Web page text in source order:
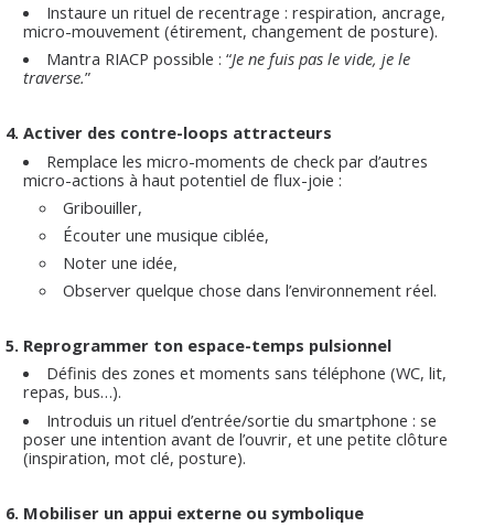
Instaure un rituel de recentrage : respiration, ancrage,
micro-mouvement (étirement, changement de posture).
Mantra RIACP possible : “Je ne fuis pas le vide, je le
traverse.”
4. Activer des contre-loops attracteurs
Remplace les micro-moments de check par d’autres
micro-actions à haut potentiel de flux-joie :
Gribouiller,
Écouter une musique ciblée,
Noter une idée,
Observer quelque chose dans l’environnement réel.
5. Reprogrammer ton espace-temps pulsionnel
Définis des zones et moments sans téléphone (WC, lit,
repas, bus…).
Introduis un rituel d’entrée/sortie du smartphone : se
poser une intention avant de l’ouvrir, et une petite clôture
(inspiration, mot clé, posture).
6. Mobiliser un appui externe ou symbolique